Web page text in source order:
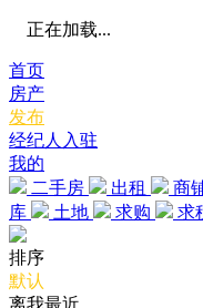
正在加载...
首页
房产
发布
经纪人入驻
我的
二手房
出租 商
库
土地 求购 求
排序
默认
离我最近